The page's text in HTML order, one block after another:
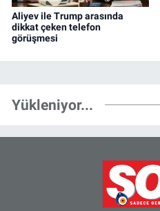
Aliyev ile Trump arasında
dikkat çeken telefon
görüşmesi
Yükleniyor...